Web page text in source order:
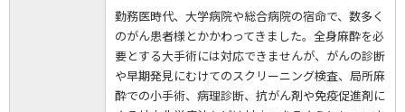
勤務医時代、大学病院や総合病院の宿命で、数多く
のがん患者様とかかわってきました。全身麻酔を必
要とする大手術には対応できませんが、がんの診断
や早期発見にむけてのスクリーニング検査、局所麻
酔での小手術、病理診断、抗がん剤や免疫促進剤に